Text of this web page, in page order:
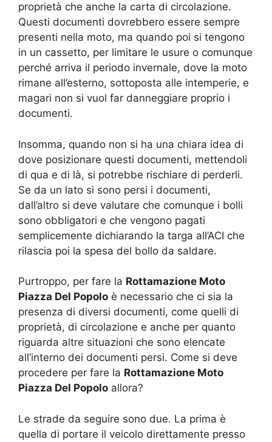
proprietà che anche la carta di circolazione.
Questi documenti dovrebbero essere sempre
presenti nella moto, ma quando poi si tengono
in un cassetto, per limitare le usure o comunque
perché arriva il periodo invernale, dove la moto
rimane all’esterno, sottoposta alle intemperie, e
magari non si vuol far danneggiare proprio i
documenti.
Insomma, quando non si ha una chiara idea di
dove posizionare questi documenti, mettendoli
di qua e di là, si potrebbe rischiare di perderli.
Se da un lato si sono persi i documenti,
dall’altro si deve valutare che comunque i bolli
sono obbligatori e che vengono pagati
semplicemente dichiarando la targa all’ACI che
rilascia poi la spesa del bollo da saldare.
Purtroppo, per fare la Rottamazione Moto
Piazza Del Popolo è necessario che ci sia la
presenza di diversi documenti, come quelli di
proprietà, di circolazione e anche per quanto
riguarda altre situazioni che sono elencate
all’interno dei documenti persi. Come si deve
procedere per fare la Rottamazione Moto
Piazza Del Popolo allora?
Le strade da seguire sono due. La prima è
quella di portare il veicolo direttamente presso